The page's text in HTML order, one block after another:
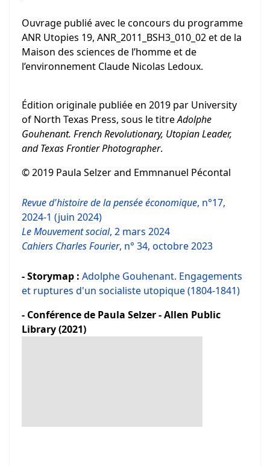
Ouvrage publié avec le concours du programme
ANR Utopies 19, ANR_2011_BSH3_010_02 et de la
Maison des sciences de l’homme et de
l’environnement Claude Nicolas Ledoux.
Édition originale publiée en 2019 par University
of North Texas Press, sous le titreAdolphe
Gouhenant. French Revolutionary, Utopian Leader,
and Texas Frontier Photographer.
© 2019 Paula Selzer and Emmnanuel Pécontal
Revue d'histoire de la pensée économique, n°17,
2024-1 (juin 2024)
Le Mouvement social, 2 mars 2024
Cahiers Charles Fourier, n° 34, octobre 2023
- Storymap : Adolphe Gouhenant. Engagements
et ruptures d'un socialiste utopique (1804-1841)
- Conférence de Paula Selzer - Allen Public
Library (2021)